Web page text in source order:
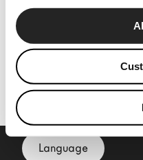
Configurador
News
Press
Catálogos
Language
Silla Aqualta